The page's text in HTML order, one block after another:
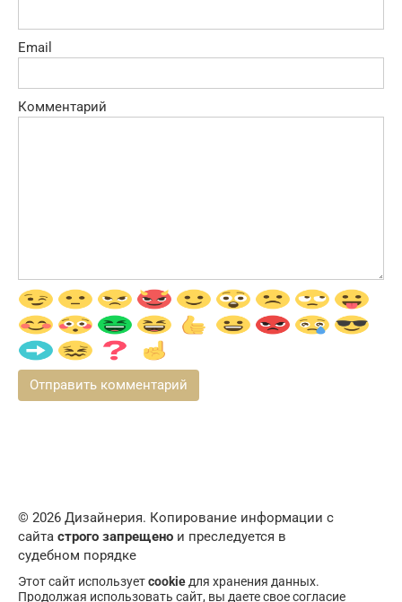
Email
Комментарий
© 2026 Дизайнерия. Копирование информации с
сайта строго запрещено и преследуется в
судебном порядке
Этот сайт используетcookie для хранения данных.
Продолжая использовать сайт, вы даете свое согласие